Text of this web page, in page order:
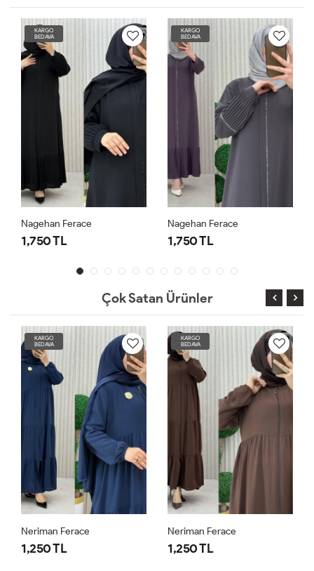
KARGO
BEDAVA
Nagehan Ferace
1,750 TL
KARGO
BEDAVA
Nagehan Ferace
1,750 TL
Çok Satan Ürünler
KARGO
BEDAVA
Neriman Ferace
1,250 TL
KARGO
BEDAVA
Neriman Ferace
1,250 TL